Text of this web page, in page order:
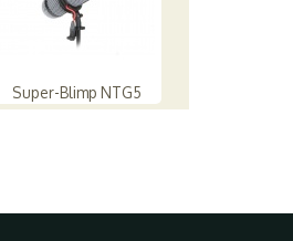
Super-Blimp NTG5